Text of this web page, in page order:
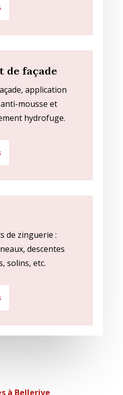
de façade
application
mousse et
hydrofuge.
de zinguerie :
descentes
solins, etc.
à Bellerive